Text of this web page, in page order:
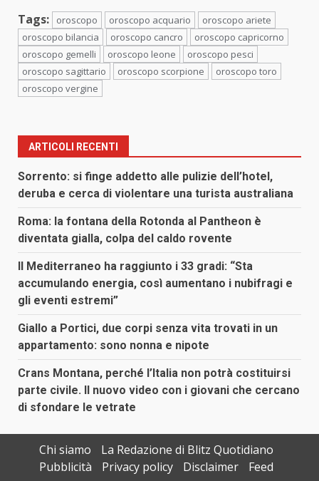
Tags: oroscopo oroscopo acquario
oroscopo ariete
oroscopo bilancia
oroscopo cancro
oroscopo capricorno
oroscopo gemelli
oroscopo leone
oroscopo pesci
oroscopo sagittario
oroscopo scorpione
oroscopo toro
oroscopo vergine
ARTICOLI RECENTI
Sorrento: si finge addetto alle pulizie dell’hotel,
deruba e cerca di violentare una turista australiana
Roma: la fontana della Rotonda al Pantheon è
diventata gialla, colpa del caldo rovente
Il Mediterraneo ha raggiunto i 33 gradi: “Sta
accumulando energia, così aumentano i nubifragi e
gli eventi estremi”
Giallo a Portici, due corpi senza vita trovati in un
appartamento: sono nonna e nipote
Crans Montana, perché l’Italia non potrà costituirsi
parte civile. Il nuovo video con i giovani che cercano
di sfondare le vetrate
Chi siamo
La Redazione di Blitz Quotidiano
Pubblicità
Privacy policy Disclaimer Feed